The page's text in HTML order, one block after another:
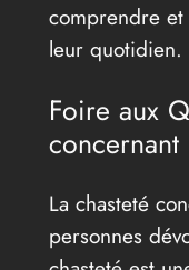
comprendre
leur quotidien.
Foire aux
concernant
La chasteté
personnes